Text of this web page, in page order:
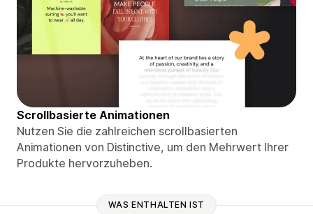
Scrollbasierte Animationen
Nutzen Sie die zahlreichen scrollbasierten
Animationen von Distinctive, um den Mehrwert Ihrer
Produkte hervorzuheben.
WAS ENTHALTEN IST